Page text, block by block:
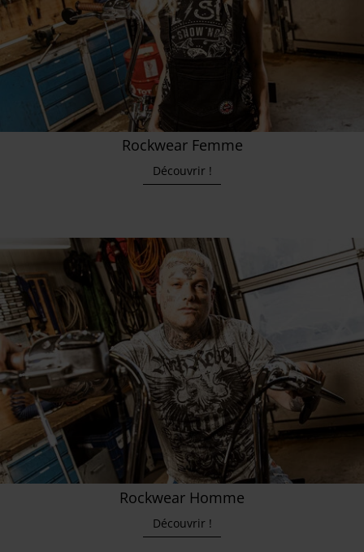
Rockwear Femme
Découvrir !
Rockwear Homme
Découvrir !